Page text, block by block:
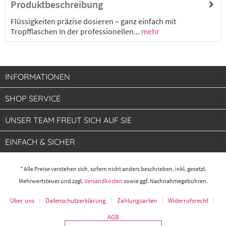
8300010604 Tropfflasche, 500 ml
2-4 Werktage
Produktbeschreibung
Flüssigkeiten präzise dosieren – ganz einfach mit
Tropfflaschen In der professionellen... mehr
INFORMATIONEN
SHOP SERVICE
UNSER TEAM FREUT SICH AUF SIE
EINFACH & SICHER
* Alle Preise verstehen sich, sofern nicht anders beschrieben, inkl. gesetzl.
Mehrwertsteuer und zzgl. Versandkosten sowie ggf. Nachnahmegebühren.
Über uns Datenschutzerklärung Zahlungsarten
Widerrufsrecht
AGB